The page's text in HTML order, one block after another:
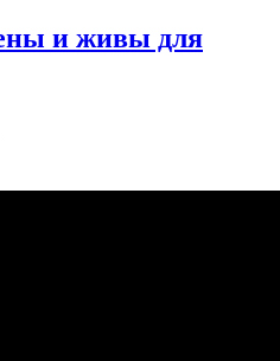
и живы для